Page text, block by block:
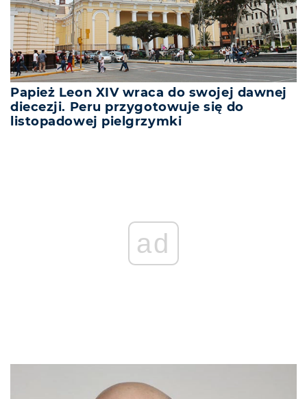
Papież Leon XIV wraca do swojej dawnej
diecezji. Peru przygotowuje się do
listopadowej pielgrzymki
ad